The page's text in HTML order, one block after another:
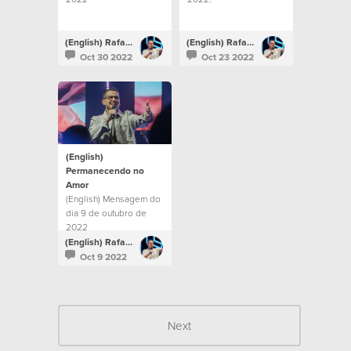
(English) Rafael Bitencourt
Oct 30 2022
(English) Rafael Bitencourt
Oct 23 2022
(English)
Permanecendo no
Amor
(English) Mensagem do
dia 9 de outubro de
2022
(English) Rafael Bitencourt
Oct 9 2022
Next